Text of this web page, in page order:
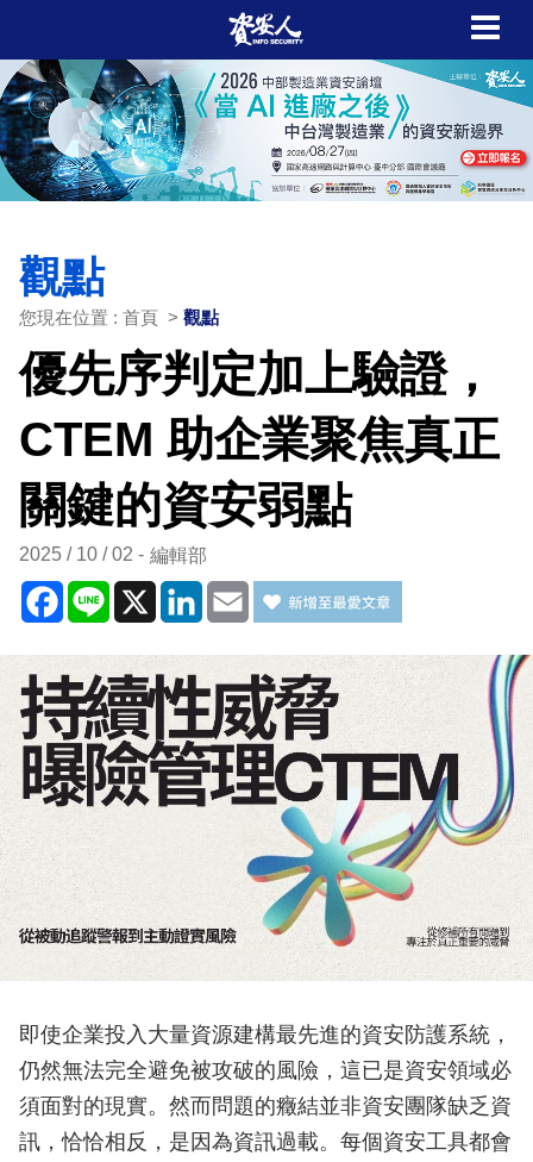
觀點
您現在位置 : 首頁 > 觀點
優先序判定加上驗證，
CTEM 助企業聚焦真正
關鍵的資安弱點
2025 / 10 / 02 編輯部
Facebook
Line X LinkedIn
Email
即使企業投入大量資源建構最先進的資安防護系統，
仍然無法完全避免被攻破的風險，這已是資安領域必
須面對的現實。然而問題的癥結並非資安團隊缺乏資
訊，恰恰相反，是因為資訊過載。每個資安工具都會